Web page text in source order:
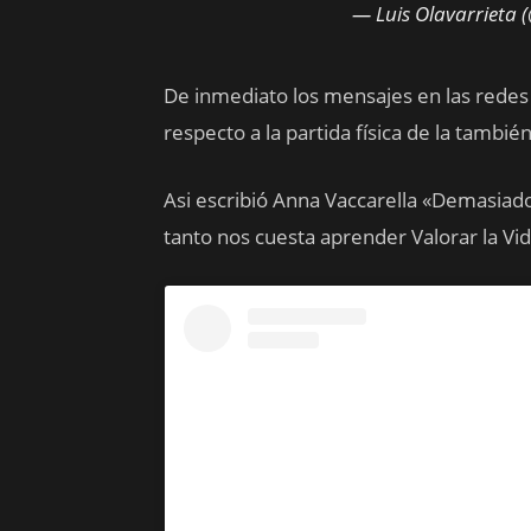
— Luis Olavarrieta
De inmediato los mensajes en las
respecto a la partida física de la
Asi escribió Anna Vaccarella
tanto nos cuesta aprender Valorar la